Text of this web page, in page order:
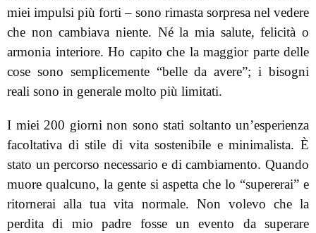
miei impulsi più forti – sono rimasta sorpresa nel vedere
che non cambiava niente. Né la mia salute, felicità o
armonia interiore. Ho capito che la maggior parte delle
cose sono semplicemente “belle da avere”; i bisogni
reali sono in generale molto più limitati.
I miei 200 giorni non sono stati soltanto un’esperienza
facoltativa di stile di vita sostenibile e minimalista. È
stato un percorso necessario e di cambiamento. Quando
muore qualcuno, la gente si aspetta che lo “supererai” e
ritornerai alla tua vita normale. Non volevo che la
perdita di mio padre fosse un evento da superare